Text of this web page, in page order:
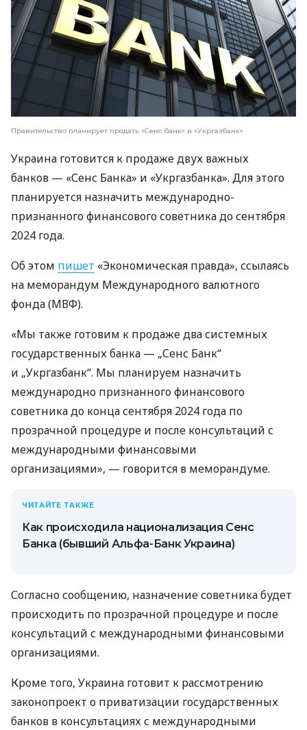
Правительство планирует продать «Сенс банк» и «Укргазбанк»
Украина готовится к продаже двух важных
банков — «Сенс Банка» и «Укргазбанка». Для этого
планируется назначить международно-
признанного финансового советника до сентября
2024 года.
Об этом пишет «Экономическая правда», ссылаясь
на меморандум Международного валютного
фонда (МВФ).
«Мы также готовим к продаже два системных
государственных банка — „Сенс Банк“
и „Укргазбанк“. Мы планируем назначить
международно признанного финансового
советника до конца сентября 2024 года по
прозрачной процедуре и после консультаций с
международными финансовыми
организациями», — говорится в меморандуме.
ЧИТАЙТЕ ТАКЖЕ
Как происходила национализация Сенс
Банка (бывший Альфа-Банк Украина)
Согласно сообщению, назначение советника будет
происходить по прозрачной процедуре и после
консультаций с международными финансовыми
организациями.
Кроме того, Украина готовит к рассмотрению
законопроект о приватизации государственных
банков в консультациях с международными